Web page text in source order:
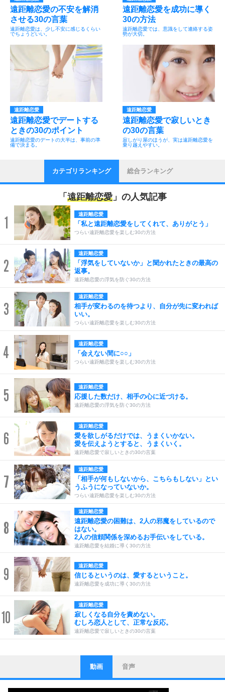
遠距離恋愛の不安を解消
させる30の言葉
遠距離恋愛は、少し不安に感じるくらい
でちょうどいい。
遠距離恋愛を成功に導く
30の方法
遠距離恋愛では、意識をして連絡する姿
勢が大切。
遠距離恋愛
遠距離恋愛でデートする
ときの30のポイント
遠距離恋愛のデートの大半は、事前の準
備で決まる。
遠距離恋愛
遠距離恋愛で寂しいとき
の30の言葉
寂しがり屋のほうが、実は遠距離恋愛を
乗り越えやすい。
カテゴリランキング 総合ランキング
「 遠距離恋愛 」の人気記事
1 遠距離恋愛
「私と遠距離恋愛をしてくれて、ありがとう」
つらい遠距離恋愛を楽しむ30の方法
2
遠距離恋愛
「浮気をしていないか」と聞かれたときの最高の
返事。
遠距離恋愛の浮気を防ぐ30の方法
3
遠距離恋愛
相手が変わるのを待つより、自分が先に変われば
いい。
つらい遠距離恋愛を楽しむ30の方法
4 遠距離恋愛
「会えない間に○○」
つらい遠距離恋愛を楽しむ30の方法
5 遠距離恋愛
応援した数だけ、相手の心に近づける。
遠距離恋愛の浮気を防ぐ30の方法
6
遠距離恋愛
愛を欲しがるだけでは、うまくいかない。
愛を伝えようとすると、うまくいく。
遠距離恋愛で寂しいときの30の言葉
7
遠距離恋愛
「相手が何もしないから、こちらもしない」とい
うふうになっていないか。
つらい遠距離恋愛を楽しむ30の方法
8
遠距離恋愛
遠距離恋愛の困難は、2人の邪魔をしているので
はない。
2人の信頼関係を深めるお手伝いをしている。
遠距離恋愛を結婚に導く30の方法
9 遠距離恋愛
信じるというのは、愛するということ。
遠距離恋愛を成功に導く30の方法
10
遠距離恋愛
寂しくなる自分を責めない。
むしろ恋人として、正常な反応。
遠距離恋愛で寂しいときの30の言葉
1
ストレス対策
他人と比べない。
いっそのこと、他人を見ない。
動画 音声